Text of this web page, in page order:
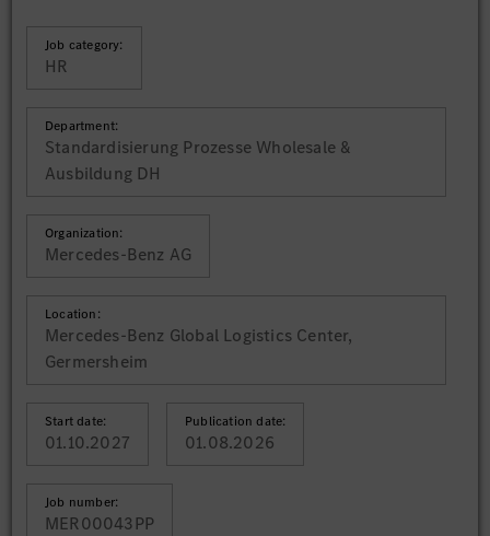
Job category:
HR
Department:
Standardisierung Prozesse Wholesale &
Ausbildung DH
Organization:
Mercedes-Benz AG
Location:
Mercedes-Benz Global Logistics Center,
Germersheim
Start date:
01.10.2027
Publication date:
01.08.2026
Job number:
MER00043PP